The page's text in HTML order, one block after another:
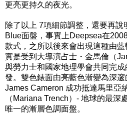
更亮更持久的夜光。
除了以上 7項細節調整，還要再
Blue面盤，事實上Deepsea在
款式，之所以後來會出現這種由
實是受到大導演占士・金馬倫（
與勞力士和國家地理學會共同完
發。雙色錶面由亮藍色漸變為深
James Cameron 成功抵達馬里亞
（Mariana Trench）- 地球的最深
唯一的漸層色調面盤。